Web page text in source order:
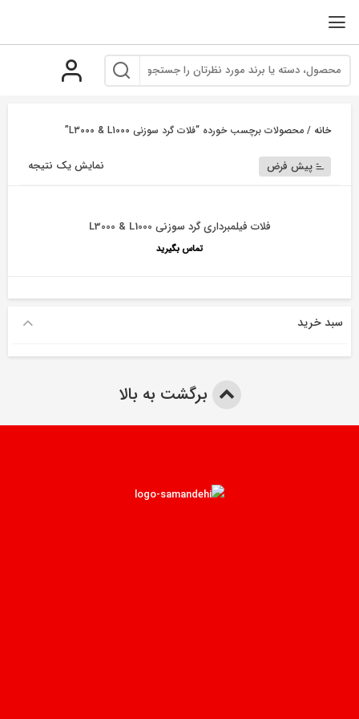
خانه / محصولات برچسب خورده “فلات گرد سوزنی L3000 & L1000”
نمایش یک نتیجه پیش فرض
فلات فیلمبرداری گرد سوزنی L3000 & L1000
تماس بگیرید
سبد خرید
برگشت به بالا